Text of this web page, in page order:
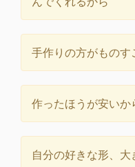
手作りの方がものす
作ったほうが安いか
自分の好きな形、